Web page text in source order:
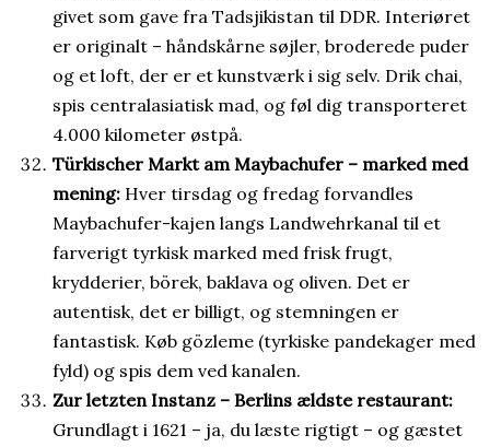
givet som gave fra Tadsjikistan til DDR. Interiøret
er originalt – håndskårne søjler, broderede puder
og et loft, der er et kunstværk i sig selv. Drik chai,
spis centralasiatisk mad, og føl dig transporteret
4.000 kilometer østpå.
Türkischer Markt am Maybachufer – marked med
mening: Hver tirsdag og fredag forvandles
Maybachufer-kajen langs Landwehrkanal til et
farverigt tyrkisk marked med frisk frugt,
krydderier, börek, baklava og oliven. Det er
autentisk, det er billigt, og stemningen er
fantastisk. Køb gözleme (tyrkiske pandekager med
fyld) og spis dem ved kanalen.
Zur letzten Instanz – Berlins ældste restaurant:
Grundlagt i 1621 – ja, du læste rigtigt – og gæstet